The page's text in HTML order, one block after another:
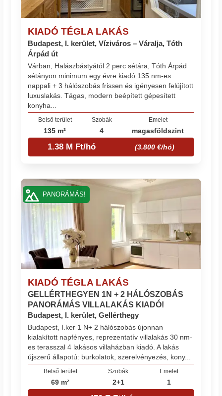
KIADÓ TÉGLA LAKÁS
Budapest, I. kerület, Víziváros – Váralja, Tóth
Árpád út
Várban, Halászbástyától 2 perc sétára, Tóth Árpád
sétányon minimum egy évre kiadó 135 nm-es
nappali + 3 hálószobás frissen és igényesen felújított
luxuslakás. Tágas, modern beépített gépesített
konyha...
Belső terület
135 m²
Szobák
4
Emelet
magasföldszint
1.38 M Ft/hó (3.800 €/hó)
KIADÓ TÉGLA LAKÁS
GELLÉRTHEGYEN 1N + 2 HÁLÓSZOBÁS
PANORÁMÁS VILLALAKÁS KIADÓ!
Budapest, I. kerület, Gellérthegy
Budapest, I.ker 1 N+ 2 hálószobás újonnan
kialakított napfényes, reprezentatív villalakás 30 nm-
es terasszal 4 lakásos villaházban kiadó. A lakás
újszerű állapotú: burkolatok, szerelvényezés, kony...
Belső terület
69 m²
Szobák
2+1
Emelet
1
PANORÁMÁS!